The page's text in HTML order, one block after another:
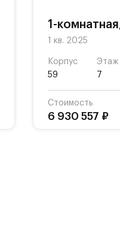
1-
1 кв. 2025
Корпус
59
Этаж
7
Стоимость
6 930 557 ₽